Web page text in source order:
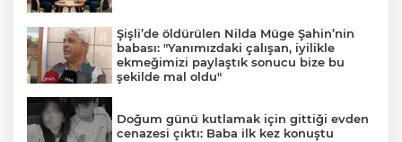
Şişli’de öldürülen Nilda Müge Şahin’nin
babası: "Yanımızdaki çalışan, iyilikle
ekmeğimizi paylaştık sonucu bize bu
şekilde mal oldu"
Doğum günü kutlamak için gittiği evden
cenazesi çıktı: Baba ilk kez konuştu